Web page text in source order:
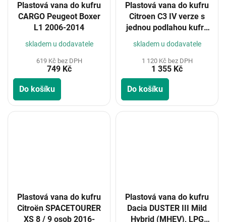
Plastová vana do kufru
CARGO Peugeot Boxer
L1 2006-2014
skladem u dodavatele
619 Kč bez DPH
749 Kč
Do košíku
Plastová vana do kufru
Citroen C3 IV verze s
jednou podlahou kufru
2024-
skladem u dodavatele
1 120 Kč bez DPH
1 355 Kč
Do košíku
Plastová vana do kufru
Citroën SPACETOURER
XS 8 / 9 osob 2016-
Plastová vana do kufru
Dacia DUSTER III Mild
Hybrid (MHEV), LPG